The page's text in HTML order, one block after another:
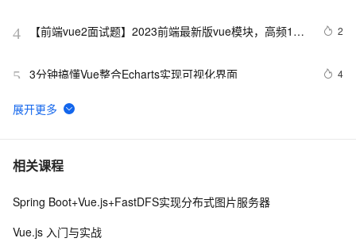
4
【前端vue2面试题】2023前端最新版vue模块，高频17
2
5 3分钟搞懂Vue整合Echarts实现可视化界面 4
6 解决vue3使用element-ui
7 前端组件之Bootstrap与Ant design of Vue
8 vue3源码解析 --- 组件渲染：vnode 到真实 DOM 是如何
相关课程
Spring Boot+Vue.js+FastDFS实现分布式图片服务器
Vue.js 入门与实战